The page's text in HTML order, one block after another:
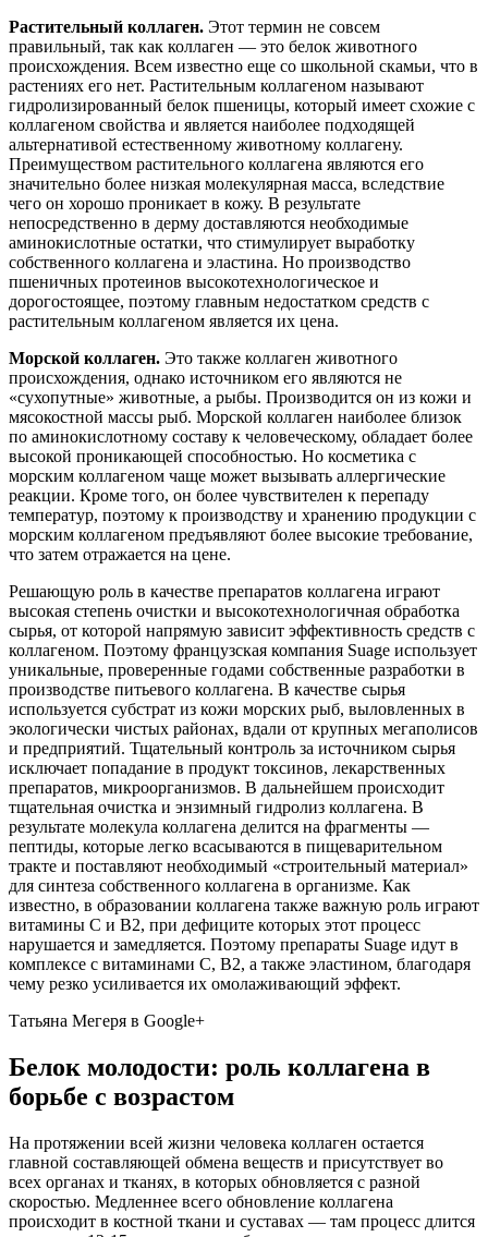
Растительный коллаген. Этот термин не совсем
правильный, так как коллаген — это белок животного
происхождения. Всем известно еще со школьной скамьи, что в
растениях его нет. Растительным коллагеном называют
гидролизированный белок пшеницы, который имеет схожие с
коллагеном свойства и является наиболее подходящей
альтернативой естественному животному коллагену.
Преимуществом растительного коллагена являются его
значительно более низкая молекулярная масса, вследствие
чего он хорошо проникает в кожу. В результате
непосредственно в дерму доставляются необходимые
аминокислотные остатки, что стимулирует выработку
собственного коллагена и эластина. Но производство
пшеничных протеинов высокотехнологическое и
дорогостоящее, поэтому главным недостатком средств с
растительным коллагеном является их цена.
Морской коллаген. Это также коллаген животного
происхождения, однако источником его являются не
«сухопутные» животные, а рыбы. Производится он из кожи и
мясокостной массы рыб. Морской коллаген наиболее близок
по аминокислотному составу к человеческому, обладает более
высокой проникающей способностью. Но косметика с
морским коллагеном чаще может вызывать аллергические
реакции. Кроме того, он более чувствителен к перепаду
температур, поэтому к производству и хранению продукции с
морским коллагеном предъявляют более высокие требование,
что затем отражается на цене.
Решающую роль в качестве препаратов коллагена играют
высокая степень очистки и высокотехнологичная обработка
сырья, от которой напрямую зависит эффективность средств с
коллагеном. Поэтому французская компания Suage использует
уникальные, проверенные годами собственные разработки в
производстве питьевого коллагена. В качестве сырья
используется субстрат из кожи морских рыб, выловленных в
экологически чистых районах, вдали от крупных мегаполисов
и предприятий. Тщательный контроль за источником сырья
исключает попадание в продукт токсинов, лекарственных
препаратов, микроорганизмов. В дальнейшем происходит
тщательная очистка и энзимный гидролиз коллагена. В
результате молекула коллагена делится на фрагменты —
пептиды, которые легко всасываются в пищеварительном
тракте и поставляют необходимый «строительный материал»
для синтеза собственного коллагена в организме. Как
известно, в образовании коллагена также важную роль играют
витамины С и В2, при дефиците которых этот процесс
нарушается и замедляется. Поэтому препараты Suage идут в
комплексе с витаминами С, В2, а также эластином, благодаря
чему резко усиливается их омолаживающий эффект.
Татьяна Мегеря в Google+
Белок молодости: роль коллагена в
борьбе с возрастом
На протяжении всей жизни человека коллаген остается
главной составляющей обмена веществ и присутствует во
всех органах и тканях, в которых обновляется с разной
скоростью. Медленнее всего обновление коллагена
происходит в костной ткани и суставах — там процесс длится